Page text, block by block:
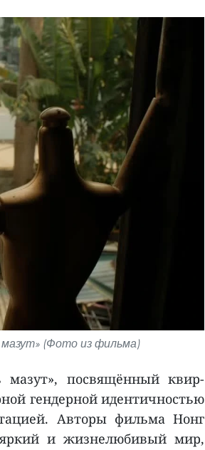
мазут» (Фото из фильма)
мазут», посвящённый квир-
гендерной идентичностью
Авторы фильма Нонг
и жизнелюбивый мир,